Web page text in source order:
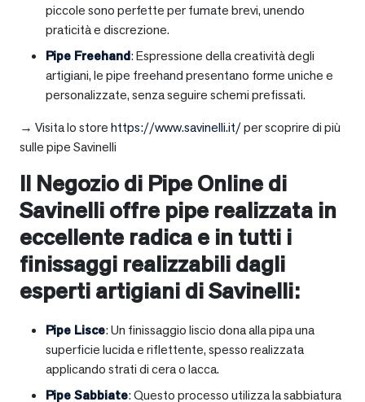
piccole sono perfette per fumate brevi, unendo
praticità e discrezione.
Pipe Freehand: Espressione della creatività degli
artigiani, le pipe freehand presentano forme uniche e
personalizzate, senza seguire schemi prefissati.
→ Visita lo storehttps://www.savinelli.it/per scoprire di più
sulle pipe Savinelli
Il Negozio di Pipe Online di
Savinelli offre pipe realizzata in
eccellente radica e in tutti i
finissaggi realizzabili dagli
esperti artigiani di Savinelli:
Pipe Lisce: Un finissaggio liscio dona alla pipa una
superficie lucida e riflettente, spesso realizzata
applicando strati di cera o lacca.
Pipe Sabbiate: Questo processo utilizza la sabbiatura